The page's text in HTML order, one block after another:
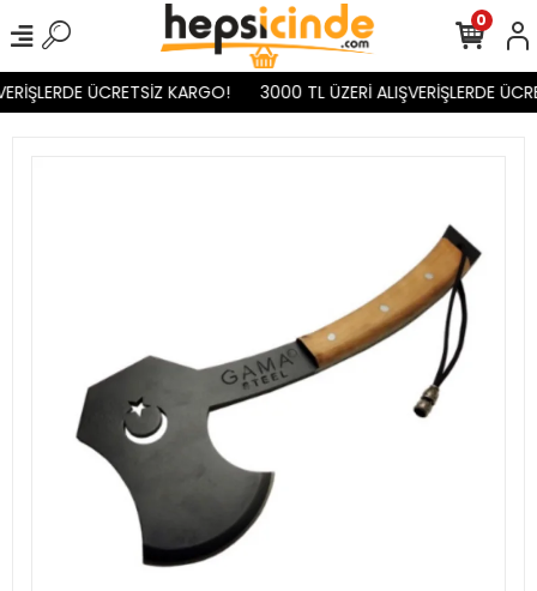
ÜCRETSİZ KARGO! 3000 TL ÜZERİ ALIŞVERİŞLERDE
0